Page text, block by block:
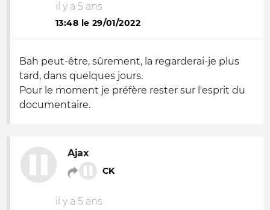
il y a 5 ans
13:48 le 29/01/2022
Bah peut-être, sûrement, la regarderai-je plus
tard, dans quelques jours.
Pour le moment je préfère rester sur l'esprit du
documentaire.
Ajax
CK
il y a 5 ans